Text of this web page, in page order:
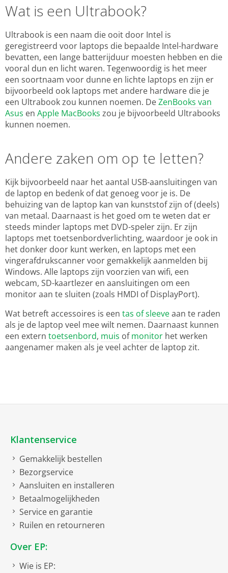
Wat is een Ultrabook?
Ultrabook is een naam die ooit door Intel is
geregistreerd voor laptops die bepaalde Intel-hardware
bevatten, een lange batterijduur moesten hebben en die
vooral dun en licht waren. Tegenwoordig is het meer
een soortnaam voor dunne en lichte laptops en zijn er
bijvoorbeeld ook laptops met andere hardware die je
een Ultrabook zou kunnen noemen. DeZenBooks van
Asus en Apple MacBooks zou je bijvoorbeeld Ultrabooks
kunnen noemen.
Andere zaken om op te letten?
Kijk bijvoorbeeld naar het aantal USB-aansluitingen van
de laptop en bedenk of dat genoeg voor je is. De
behuizing van de laptop kan van kunststof zijn of (deels)
van metaal. Daarnaast is het goed om te weten dat er
steeds minder laptops met DVD-speler zijn. Er zijn
laptops met toetsenbordverlichting, waardoor je ook in
het donker door kunt werken, en laptops met een
vingerafdrukscanner voor gemakkelijk aanmelden bij
Windows. Alle laptops zijn voorzien van wifi, een
webcam, SD-kaartlezer en aansluitingen om een
monitor aan te sluiten (zoals HMDI of DisplayPort).
Wat betreft accessoires is een tas of sleeveaan te raden
als je de laptop veel mee wilt nemen. Daarnaast kunnen
een extern toetsenbord, muis ofmonitor het werken
aangenamer maken als je veel achter de laptop zit.
Klantenservice
Gemakkelijk bestellen
Bezorgservice
Aansluiten en installeren
Betaalmogelijkheden
Service en garantie
Ruilen en retourneren
Over EP:
Wie is EP: